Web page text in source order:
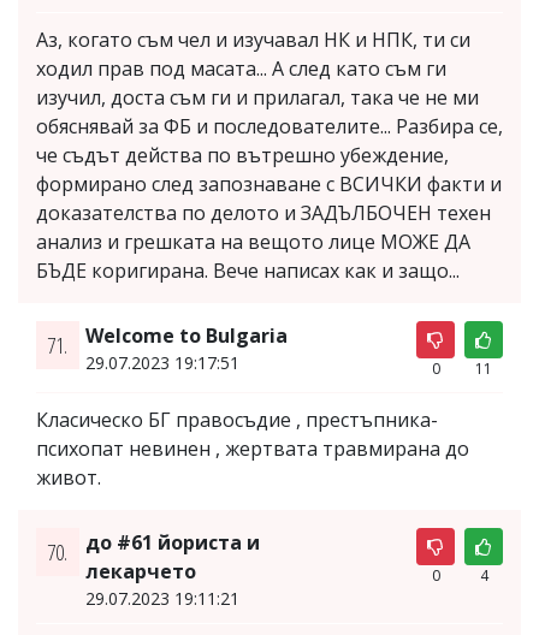
Аз, когато съм чел и изучавал НК и НПК, ти си
ходил прав под масата... А след като съм ги
изучил, доста съм ги и прилагал, така че не ми
обяснявай за ФБ и последователите... Разбира се,
че съдът действа по вътрешно убеждение,
формирано след запознаване с ВСИЧКИ факти и
доказателства по делото и ЗАДЪЛБОЧЕН техен
анализ и грешката на вещото лице МОЖЕ ДА
БЪДЕ коригирана. Вече написах как и защо...
71. Welcome to Bulgaria
29.07.2023 19:17:51 0 11
Класическо БГ правосъдие , престъпника-
психопат невинен , жертвата травмирана до
живот.
70.
до #61 йориста и
лекарчето
29.07.2023 19:11:21
0 4